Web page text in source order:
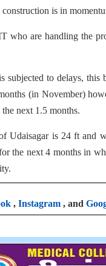
is in
who are handling the
subjected to delays,
(in November)
next 1.5 months.
Udaisagar is 24 ft and
the next 4 months in
, Instagram , and